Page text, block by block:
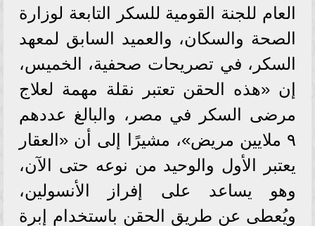
العام للجنة القومية للسكر التابعة لوزارة
الصحة والسكان، والعميد السابق لمعهد
السكر، في تصريحات صحفية، الخميس،
إن «هذه الحقن تعتبر نقلة مهمة لعلاج
مرضى السكر في مصر، والبالغ عددهم
٩ ملايين مريض»، مشيرًا إلى أن «العقار
يعتبر الأول والوحيد من نوعه حتى الآن،
وهو يساعد على إفراز الأنسولين،
ويُعطى عن طريق الحقن باستخدام إبرة